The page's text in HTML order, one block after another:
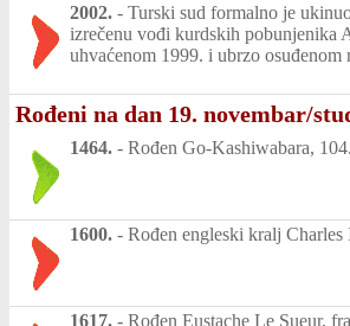
2002. - Turski sud formalno je
izrečenu vođi kurdskih pobunjenika
uhvaćenom 1999. i ubrzo osuđenom
Rođeni na dan 19. novembar/
1464. - Rođen Go-Kashiwabara,
1600. - Rođen engleski kralj Charles
1617. - Rođen Eustache Le Sueur,